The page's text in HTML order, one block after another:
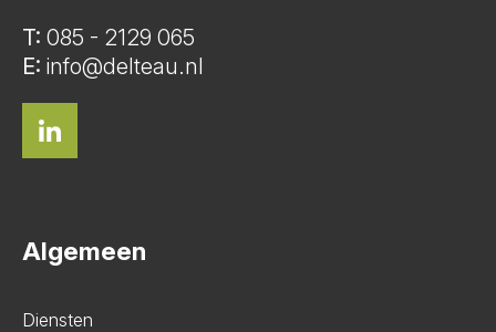
T: 085 - 2129 065
E: info@delteau.nl
Algemeen
Diensten